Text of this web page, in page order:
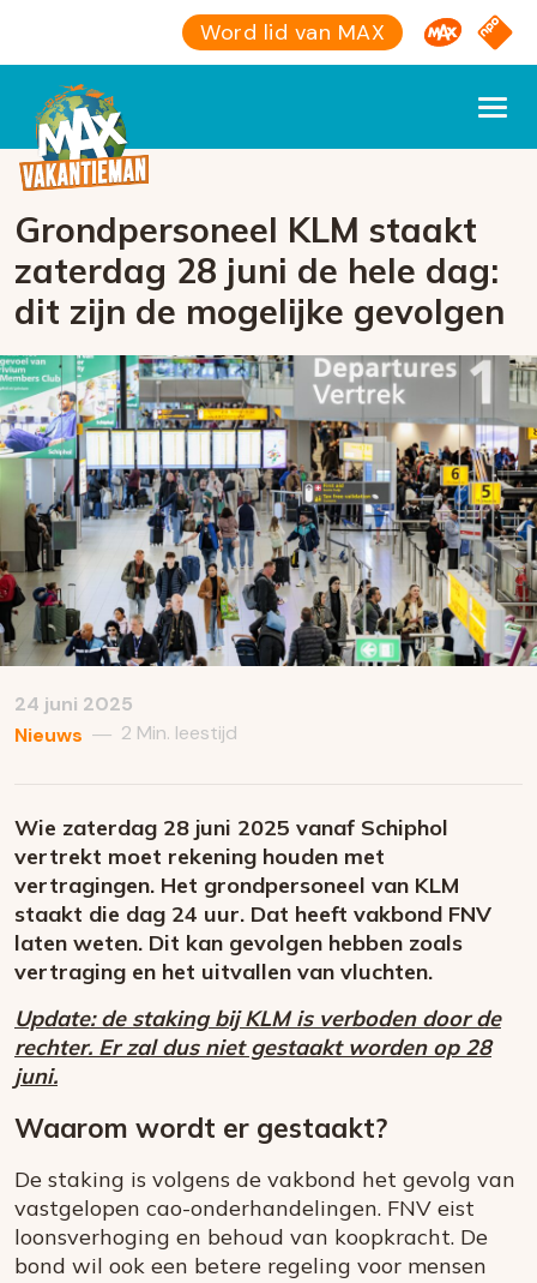
Word lid van MAX Omroep
NPO
Grondpersoneel KLM staakt
zaterdag 28 juni de hele dag:
dit zijn de mogelijke gevolgen
24 juni 2025
Nieuws — 2 Min. leestijd
Wie zaterdag 28 juni 2025 vanaf Schiphol
vertrekt moet rekening houden met
vertragingen. Het grondpersoneel van KLM
staakt die dag 24 uur. Dat heeft vakbond FNV
laten weten. Dit kan gevolgen hebben zoals
vertraging en het uitvallen van vluchten.
Update: de staking bij KLM is verboden door de
rechter. Er zal dus niet gestaakt worden op 28
juni.
Waarom wordt er gestaakt?
De staking is volgens de vakbond het gevolg van
vastgelopen cao-onderhandelingen. FNV eist
loonsverhoging en behoud van koopkracht. De
bond wil ook een betere regeling voor mensen